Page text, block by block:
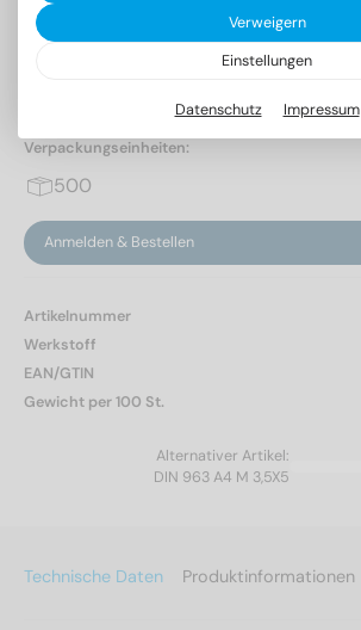
DIN 963 A2 M 3,5X5
Senkschrauben mit Schlitz
Verpackungseinheiten:
500
Anmelden & Bestellen
Artikelnummer
Werkstoff
EAN/GTIN
Gewicht per 100 St.
Alternativer Artikel:
DIN 963 A4 M 3,5X5
Technische Daten Produktinformationen
Verweigern
Einstellungen
Datenschutz Impressum